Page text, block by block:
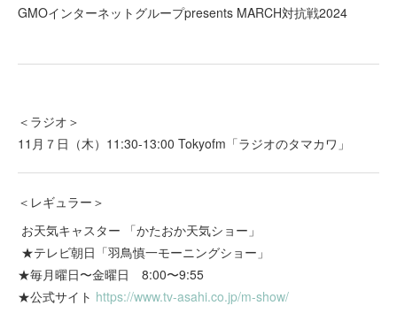
GMOインターネットグループpresents MARCH対抗戦2024
＜ラジオ＞
11月７日（木）11:30-13:00 Tokyofm「ラジオのタマカワ」
＜レギュラー＞
お天気キャスター 「かたおか天気ショー」
★テレビ朝日「羽鳥慎一モーニングショー」
★毎月曜日〜金曜日 8:00〜9:55
★公式サイト https://www.tv-asahi.co.jp/m-show/